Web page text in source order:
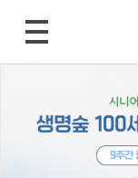
병원소식 > 공지사항
비급여 진료비용
작성자 중앙성모병원 19-
20190924최종 _ 주사료